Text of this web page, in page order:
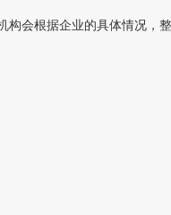
会根据企业的具体情况，